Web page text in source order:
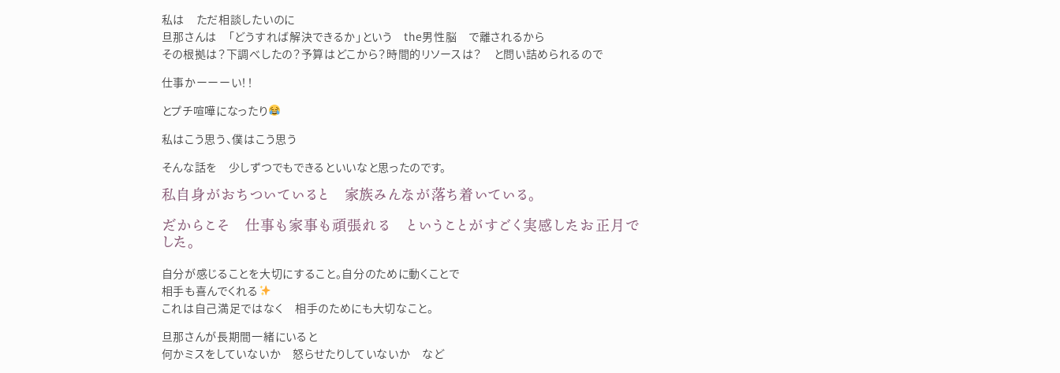
私は ただ相談したいのに
旦那さんは 「どうすれば解決できるか」という the男性脳 で離されるから
その根拠は？下調べしたの？予算はどこから？時間的リソースは？ と問い詰められるので
仕事かーーーい！！
とプチ喧嘩になったり
私はこう思う、僕はこう思う
そんな話を 少しずつでもできるといいなと思ったのです。
私自身がおちついていると 家族みんなが落ち着いている。
だからこそ 仕事も家事も頑張れる ということがすごく実感したお正月で
した。
自分が感じることを大切にすること。自分のために動くことで
相手も喜んでくれる
これは自己満足ではなく 相手のためにも大切なこと。
旦那さんが長期間一緒にいると
何かミスをしていないか 怒らせたりしていないか など